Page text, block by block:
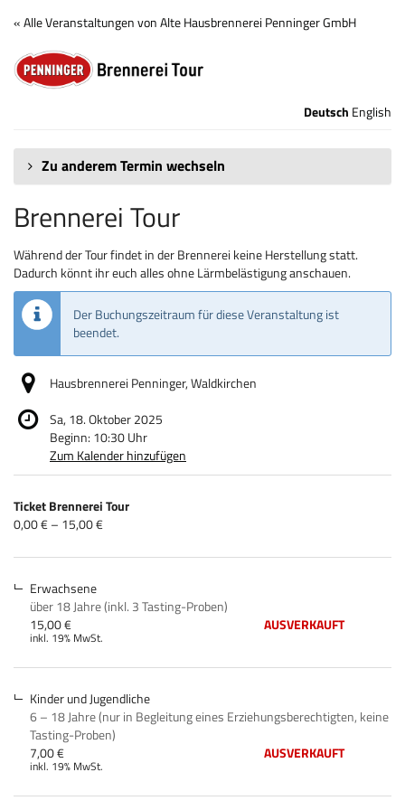
Zum
Haupt-
Inhalt
springen
« Alle Veranstaltungen von Alte Hausbrennerei Penninger GmbH
Brennerei
Tour Deutsch English
Zu anderem Termin wechseln
Brennerei Tour
Während der Tour findet in der Brennerei keine Herstellung statt.
Dadurch könnt ihr euch alles ohne Lärmbelästigung anschauen.
Der Buchungszeitraum für diese Veranstaltung ist
beendet.
Hausbrennerei Penninger, Waldkirchen
Sa, 18. Oktober 2025
Beginn: 10:30Uhr
Zum Kalender hinzufügen
Produkte
Unkategorisierte
Produkte
Ticket Brennerei Tour
von
bis
0,00 € – 15,00 €
Erwachsene
über 18 Jahre (inkl. 3 Tasting-Proben)
15,00 €
inkl. 19% MwSt.
AUSVERKAUFT
Kinder und Jugendliche
6 – 18 Jahre (nur in Begleitung eines Erziehungsberechtigten, keine
Tasting-Proben)
7,00 €
inkl. 19% MwSt.
AUSVERKAUFT